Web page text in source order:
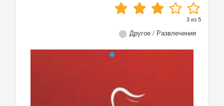
3из5
Другое / Развлечения